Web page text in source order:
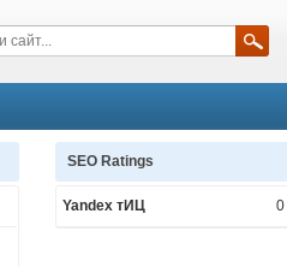
SEO Ratings
Yandex тИЦ 0